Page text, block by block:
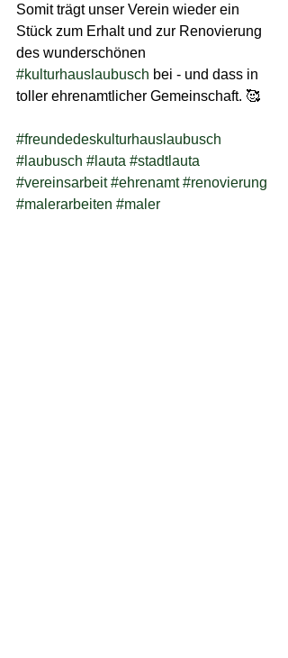
Somit trägt unser Verein wieder ein
Stück zum Erhalt und zur Renovierung
des wunderschönen
#kulturhauslaubusch bei - und dass in
toller ehrenamtlicher Gemeinschaft. 🥰
#freundedeskulturhauslaubusch
#laubusch #lauta #stadtlauta
#vereinsarbeit #ehrenamt #renovierung
#malerarbeiten #maler